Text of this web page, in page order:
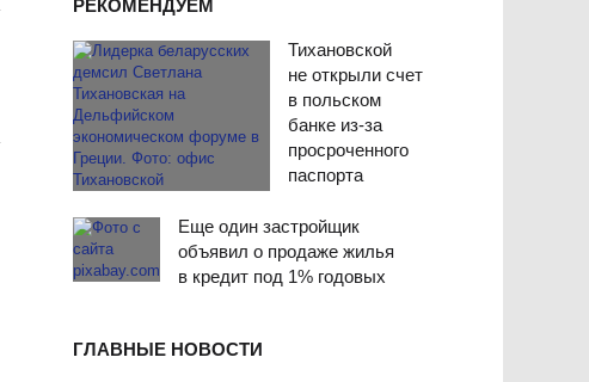
РЕКОМЕНДУЕМ
Тихановской
не открыли счет
в польском
банке из-за
просроченного
паспорта
Еще один застройщик
объявил о продаже жилья
в кредит под 1% годовых
ГЛАВНЫЕ НОВОСТИ